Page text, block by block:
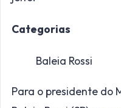
Categorias
Baleia Rossi
Para o presidente do